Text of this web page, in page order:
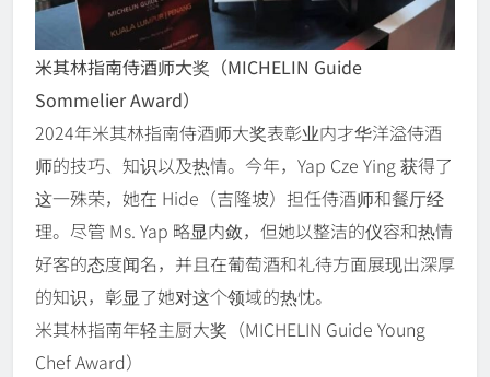
米其林指南侍酒师大奖（MICHELIN Guide
Sommelier Award）
2024年米其林指南侍酒师大奖表彰业内才华洋溢侍酒
师的技巧、知识以及热情。今年，Yap Cze Ying 获得了
这一殊荣，她在 Hide（吉隆坡）担任侍酒师和餐厅经
理。尽管 Ms. Yap 略显内敛，但她以整洁的仪容和热情
好客的态度闻名，并且在葡萄酒和礼待方面展现出深厚
的知识，彰显了她对这个领域的热忱。
米其林指南年轻主厨大奖（MICHELIN Guide Young
Chef Award）